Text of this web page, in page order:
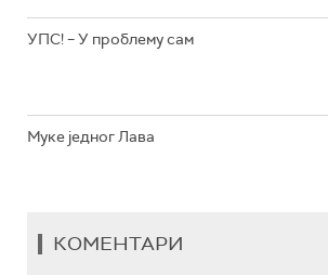
УПС! – У проблему сам
Муке једног Лава
КОМЕНТАРИ